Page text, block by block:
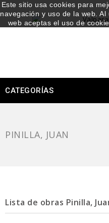
CATEGORÍAS
PINILLA, JUAN
Lista de obras Pinilla,
Este sitio usa cookies para
navegación y uso de la web.
web aceptas el uso de